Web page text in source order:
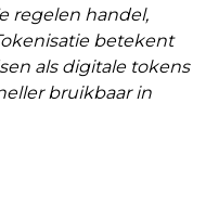
regelen handel,
betekent
als digitale tokens
bruikbaar in